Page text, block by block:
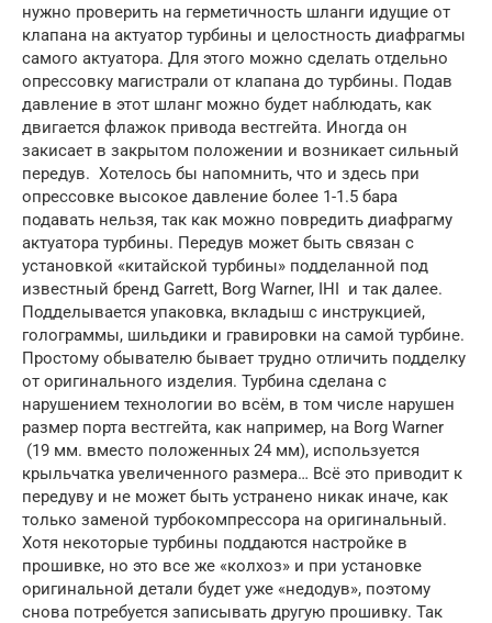
нужно проверить на герметичность шланги идущие от
клапана на актуатор турбины и целостность диафрагмы
самого актуатора. Для этого можно сделать отдельно
опрессовку магистрали от клапана до турбины. Подав
давление в этот шланг можно будет наблюдать, как
двигается флажок привода вестгейта. Иногда он
закисает в закрытом положении и возникает сильный
передув. Хотелось бы напомнить, что и здесь при
опрессовке высокое давление более 1-1.5 бара
подавать нельзя, так как можно повредить диафрагму
актуатора турбины. Передув может быть связан с
установкой «китайской турбины» подделанной под
известный бренд Garrett, Borg Warner, IHI и так далее.
Подделывается упаковка, вкладыш с инструкцией,
голограммы, шильдики и гравировки на самой турбине.
Простому обывателю бывает трудно отличить подделку
от оригинального изделия. Турбина сделана с
нарушением технологии во всём, в том числе нарушен
размер порта вестгейта, как например, на Borg Warner
(19 мм. вместо положенных 24 мм), используется
крыльчатка увеличенного размера… Всё это приводит к
передуву и не может быть устранено никак иначе, как
только заменой турбокомпрессора на оригинальный.
Хотя некоторые турбины поддаются настройке в
прошивке, но это все же «колхоз» и при установке
оригинальной детали будет уже «недодув», поэтому
снова потребуется записывать другую прошивку. Так